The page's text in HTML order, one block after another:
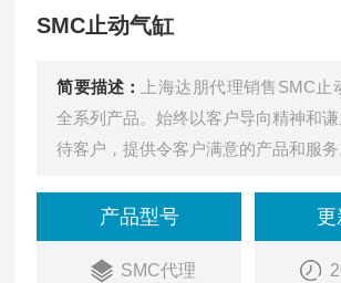
SMC止动气缸
简要描述：
上海达朋代理销售SMC止
全系列产品。始终以客户导向精神和
待客户，提供令客户满意的产品和服务
产品型号
SMC代理
更